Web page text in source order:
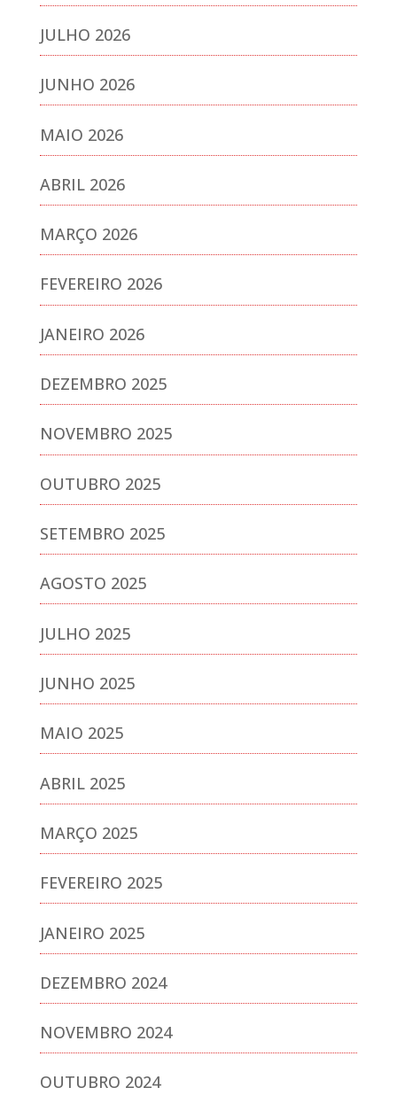
JULHO 2026
JUNHO 2026
MAIO 2026
ABRIL 2026
MARÇO 2026
FEVEREIRO 2026
JANEIRO 2026
DEZEMBRO 2025
NOVEMBRO 2025
OUTUBRO 2025
SETEMBRO 2025
AGOSTO 2025
JULHO 2025
JUNHO 2025
MAIO 2025
ABRIL 2025
MARÇO 2025
FEVEREIRO 2025
JANEIRO 2025
DEZEMBRO 2024
NOVEMBRO 2024
OUTUBRO 2024